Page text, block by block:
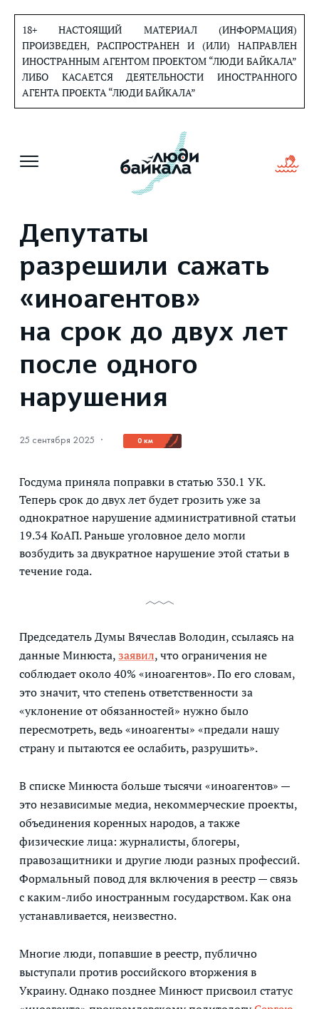
содержанию
18+ НАСТОЯЩИЙ МАТЕРИАЛ (ИНФОРМАЦИЯ)
ПРОИЗВЕДЕН, РАСПРОСТРАНЕН И (ИЛИ) НАПРАВЛЕН
ИНОСТРАННЫМ АГЕНТОМ ПРОЕКТОМ “ЛЮДИ БАЙКАЛА”
ЛИБО КАСАЕТСЯ ДЕЯТЕЛЬНОСТИ ИНОСТРАННОГО
АГЕНТА ПРОЕКТА “ЛЮДИ БАЙКАЛА”
Депутаты
разрешили сажать
«иноагентов»
на срок до двух лет
после одного
нарушения
25 сентября 2025 · 0 км
Госдума приняла поправки в статью 330.1 УК.
Теперь срок до двух лет будет грозить уже за
однократное нарушение административной статьи
19.34 КоАП. Раньше уголовное дело могли
возбудить за двукратное нарушение этой статьи в
течение года.
Председатель Думы Вячеслав Володин, ссылаясь на
данные Минюста,заявил, что ограничения не
соблюдает около 40% «иноагентов». По его словам,
это значит, что степень ответственности за
«уклонение от обязанностей» нужно было
пересмотреть, ведь «иноагенты» «предали нашу
страну и пытаются ее ослабить, разрушить».
В списке Минюста больше тысячи «иноагентов» —
это независимые медиа, некоммерческие проекты,
объединения коренных народов, а также
физические лица: журналисты, блогеры,
правозащитники и другие люди разных профессий.
Формальный повод для включения в реестр — связь
с каким-либо иностранным государством. Как она
устанавливается, неизвестно.
Многие люди, попавшие в реестр, публично
выступали против российского вторжения в
Украину. Однако позднее Минюст присвоил статус